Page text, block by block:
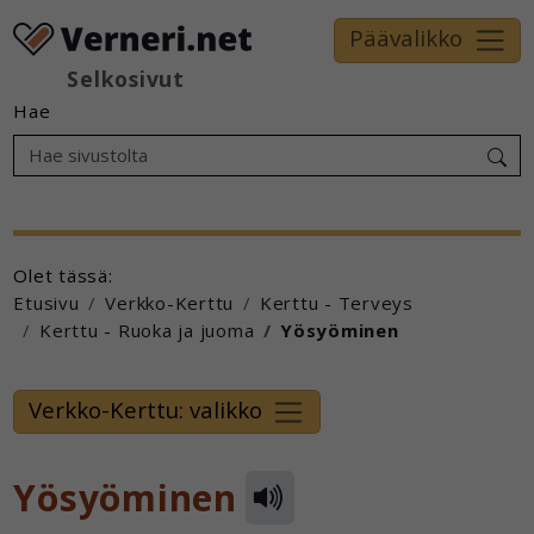
Selkosivut
Päävalikko
Hae
Olet tässä:
Etusivu
Verkko-Kerttu
Kerttu - Terveys
Kerttu - Ruoka ja juoma
Yösyöminen
Verkko-Kerttu: valikko
Yösyöminen